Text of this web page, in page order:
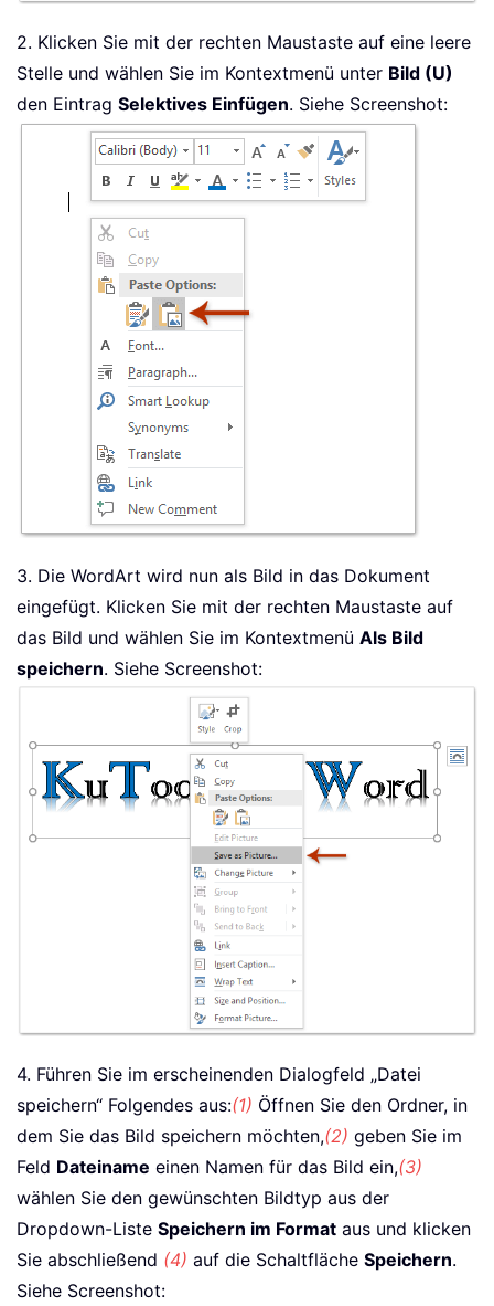
2. Klicken Sie mit der rechten Maustaste auf eine leere
Stelle und wählen Sie im Kontextmenü unter Bild (U)
den Eintrag Selektives Einfügen. Siehe Screenshot:
3. Die WordArt wird nun als Bild in das Dokument
eingefügt. Klicken Sie mit der rechten Maustaste auf
das Bild und wählen Sie im Kontextmenü Als Bild
speichern. Siehe Screenshot:
4. Führen Sie im erscheinenden Dialogfeld „Datei
speichern“ Folgendes aus:(1) Öffnen Sie den Ordner, in
dem Sie das Bild speichern möchten,(2) geben Sie im
Feld Dateiname einen Namen für das Bild ein,(3)
wählen Sie den gewünschten Bildtyp aus der
Dropdown-Liste Speichern im Format aus und klicken
Sie abschließend (4) auf die Schaltfläche Speichern.
Siehe Screenshot: